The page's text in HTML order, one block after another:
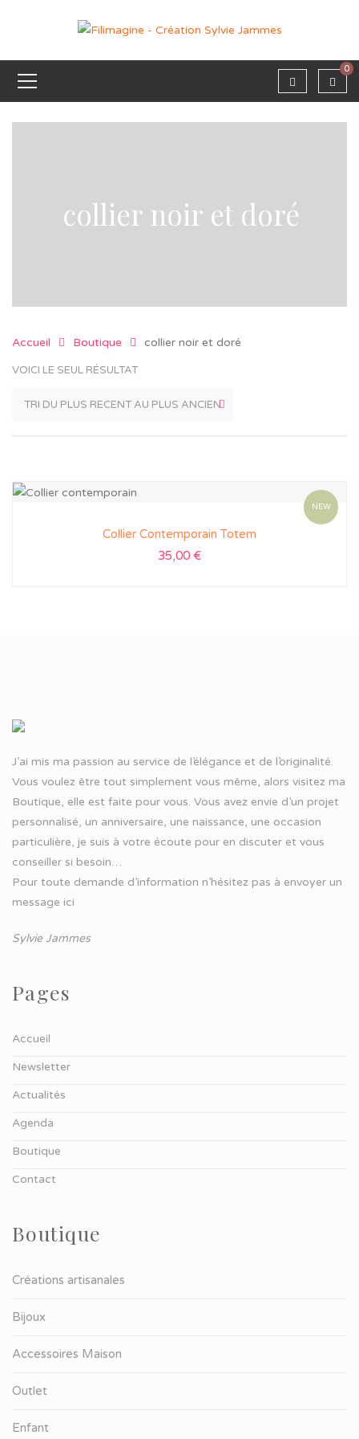
0
collier noir et doré
Accueil Boutique collier noir et doré
VOICI LE SEUL RÉSULTAT
NEW
Collier Contemporain Totem
35,00 €
J’ai mis ma passion au service de l’élégance et de l’originalité.
Vous voulez être tout simplement vous même, alors visitez ma
Boutique, elle est faite pour vous. Vous avez envie d’un projet
personnalisé, un anniversaire, une naissance, une occasion
particulière, je suis à votre écoute pour en discuter et vous
conseiller si besoin…
Pour toute demande d’information n’hésitez pas à envoyer un
message ici
Sylvie Jammes
Pages
Accueil
Newsletter
Actualités
Agenda
Boutique
Contact
Boutique
Créations artisanales
Bijoux
Accessoires Maison
Outlet
Enfant